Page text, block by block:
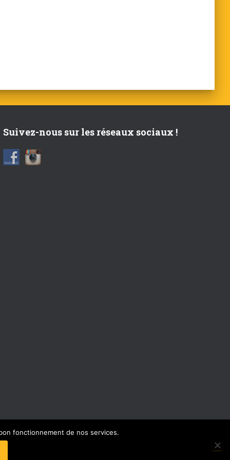
Suivez-nous sur les réseaux sociaux !
fonctionnement de nos services.